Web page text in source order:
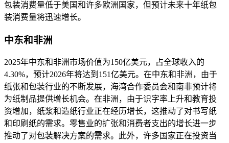
包装消费量低于美国和许多欧洲国家，但预计未来十年纸包
装消费量将迅速增长。
中东和非洲
2025年中东和非洲市场价值为150亿美元，占全球收入的
4.30%，预计2026年将达到151亿美元。在中东和非洲，由于
纸张和包装行业的不断发展，海湾合作委员会和南非预计将
为纸制品提供增长机会。在非洲，由于识字率上升和教育投
资增加，纸浆和造纸行业正在经历增长，这推动了对书写纸
和印刷纸的需求。零售业的扩张和消费者支出的增长进一步
推动了对包装解决方案的需求。此外，许多国家正在投资当